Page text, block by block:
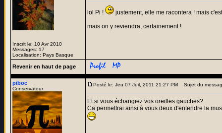
Inscrit le: 10 Avr 2010
Messages: 17
Localisation: Pays Basque
lol Pi !
justement, elle me racontera ! mais
mais on y reviendra, certainement !
Revenir en haut de page
piboc
Conservateur
Posté le: Jeu 07 Juil, 2011 21:27 PM Sujet du
Et si vous échangiez vos oreilles gauches?
Ca permettrai ainsi à vous deux d'entendre la